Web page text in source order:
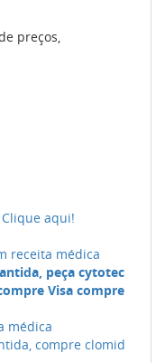
preços,
aqui!
receita médica
peça cytotec
Visa compre
médica
compre clomid